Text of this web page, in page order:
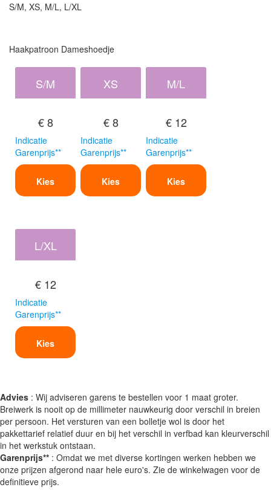
S/M, XS, M/L, L/XL
Haakpatroon Dameshoedje
S/M
€ 8
Indicatie
Garenprijs**
Kies
XS
€ 8
Indicatie
Garenprijs**
Kies
M/L
€ 12
Indicatie
Garenprijs**
Kies
L/XL
€ 12
Indicatie
Garenprijs**
Kies
Advies : Wij adviseren garens te bestellen voor 1 maat groter.
Breiwerk is nooit op de millimeter nauwkeurig door verschil in breien
per persoon. Het versturen van een bolletje wol is door het
pakkettarief relatief duur en bij het verschil in verfbad kan kleurverschil
in het werkstuk ontstaan.
Garenprijs** : Omdat we met diverse kortingen werken hebben we
onze prijzen afgerond naar hele euro's. Zie de winkelwagen voor de
definitieve prijs.